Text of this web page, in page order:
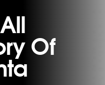
Of